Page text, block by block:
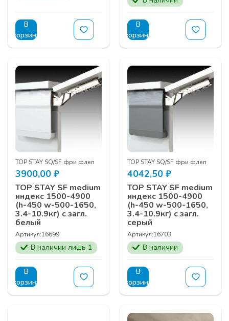
В
корзину
В
корзину
TOP STAY SQ/SF фри флеп
3900,00 ₽
TOP STAY SF medium
индекс 1500-4900
(h-450 w-500-1650,
3.4-10.9кг) с загл.
белый
Артикул:16699
В наличии лишь 1
В
корзину
TOP STAY SQ/SF фри флеп
4042,50 ₽
TOP STAY SF medium
индекс 1500-4900
(h-450 w-500-1650,
3.4-10.9кг) с загл.
серый
Артикул:16703
В наличии
В
корзину